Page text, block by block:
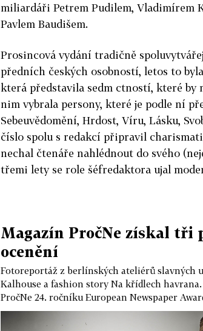
miliardáři Petrem Pudilem, Vladimírem
Pavlem Baudišem.
Prosincová vydání tradičně
předních českých osobností, letos to
která představila sedm ctností, které by
nim vybrala persony, které je podle ní
Sebeuvědomění, Hrdost, Víru, Lásku,
číslo spolu s redakcí připravil
nechal čtenáře nahlédnout do svého
třemi lety se role šéfredaktora ujal
Magazín PročNe získal
ocenění
Fotoreportáž z berlínských ateliérů slavných
Kalhouse a fashion story Na křídlech
PročNe 24. ročníku European Newspaper